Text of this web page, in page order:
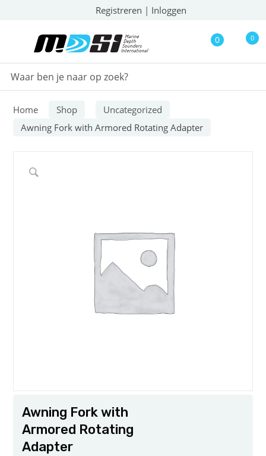
Registreren | Inloggen
0 0
Home Shop
Uncategorized
Awning Fork with Armored Rotating Adapter
Awning Fork with
Armored Rotating
Adapter